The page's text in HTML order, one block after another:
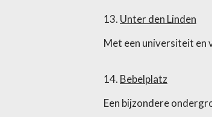
13. Unter den Linden
Met een universiteit en
14. Bebelplatz
Een bijzondere